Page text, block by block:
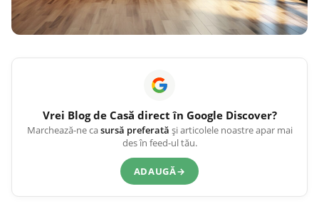
Vrei Blog de Casă direct în Google Discover?
Marchează-ne casursă preferată și articolele noastre apar mai
des în feed-ul tău.
ADAUGĂ→